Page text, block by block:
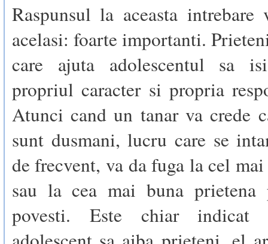
Raspunsul la aceasta
acelasi: foarte importanti.
care ajuta adolescentul sa
propriul caracter si propria
Atunci cand un tanar va crede
sunt dusmani, lucru care se
de frecvent, va da fuga la cel
sau la cea mai buna
povesti. Este chiar indicat